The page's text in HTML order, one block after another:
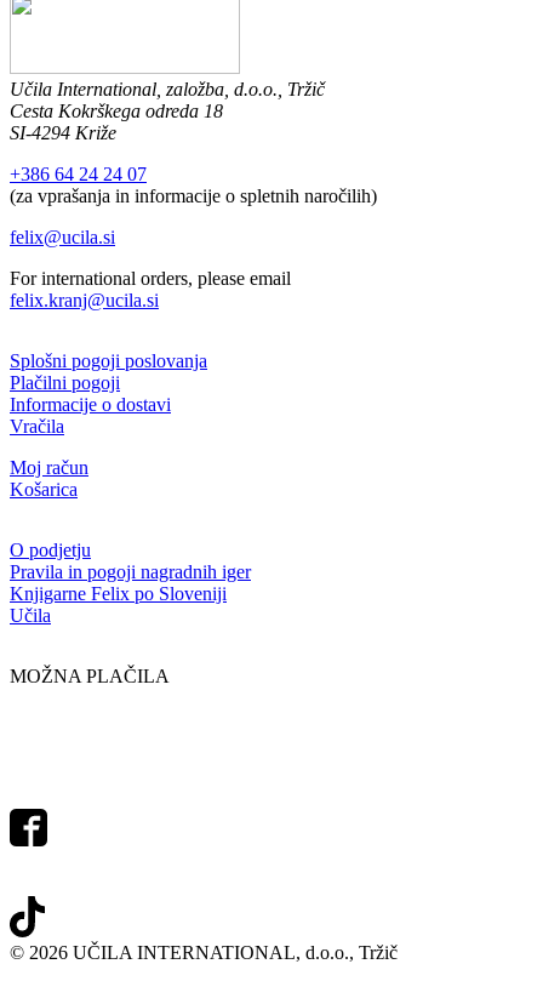
Učila International, založba, d.o.o., Tržič
Cesta Kokrškega odreda 18
SI-4294 Križe
+386 64 24 24 07
(za vprašanja in informacije o spletnih naročilih)
felix@ucila.si
For international orders, please email
felix.kranj@ucila.si
Splošni pogoji poslovanja
Plačilni pogoji
Informacije o dostavi
Vračila
Moj račun
Košarica
O podjetju
Pravila in pogoji nagradnih iger
Knjigarne Felix po Sloveniji
Učila
MOŽNA PLAČILA
© 2026 UČILA INTERNATIONAL, d.o.o., Tržič